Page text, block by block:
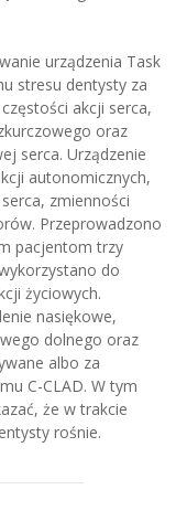
urządzenia Task
stresu dentysty za
akcji serca,
oraz
serca. Urządzenie
autonomicznych,
zmienności
Przeprowadzono
pacjentom trzy
do
życiowych.
nasiękowe,
dolnego oraz
albo za
C-CLAD. W tym
że w trakcie
rośnie.